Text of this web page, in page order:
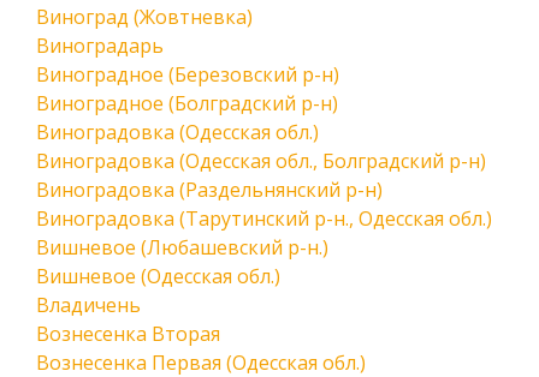
Виноград (Жовтневка)
Виноградарь
Виноградное (Березовский р-н)
Виноградное (Болградский р-н)
Виноградовка (Одесская обл.)
Виноградовка (Одесская обл., Болградский р-н)
Виноградовка (Раздельнянский р-н)
Виноградовка (Тарутинский р-н., Одесская обл.)
Вишневое (Любашевский р-н.)
Вишневое (Одесская обл.)
Владичень
Вознесенка Вторая
Вознесенка Первая (Одесская обл.)